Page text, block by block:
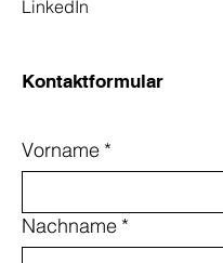
LinkedIn
Kontaktformular
Vorname *
Nachname *